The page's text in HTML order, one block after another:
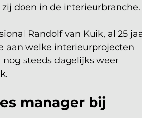
doen in de interieurbranche.
Randolf van Kuik, al 25
aan welke interieurprojecten
steeds dagelijks weer
manager bij